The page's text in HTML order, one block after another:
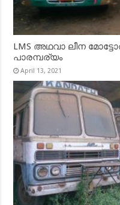
LMS അഥവാ ലീന
പാരമ്പര്യം
April 13, 2021